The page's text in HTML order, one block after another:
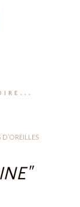
D'OREILLES